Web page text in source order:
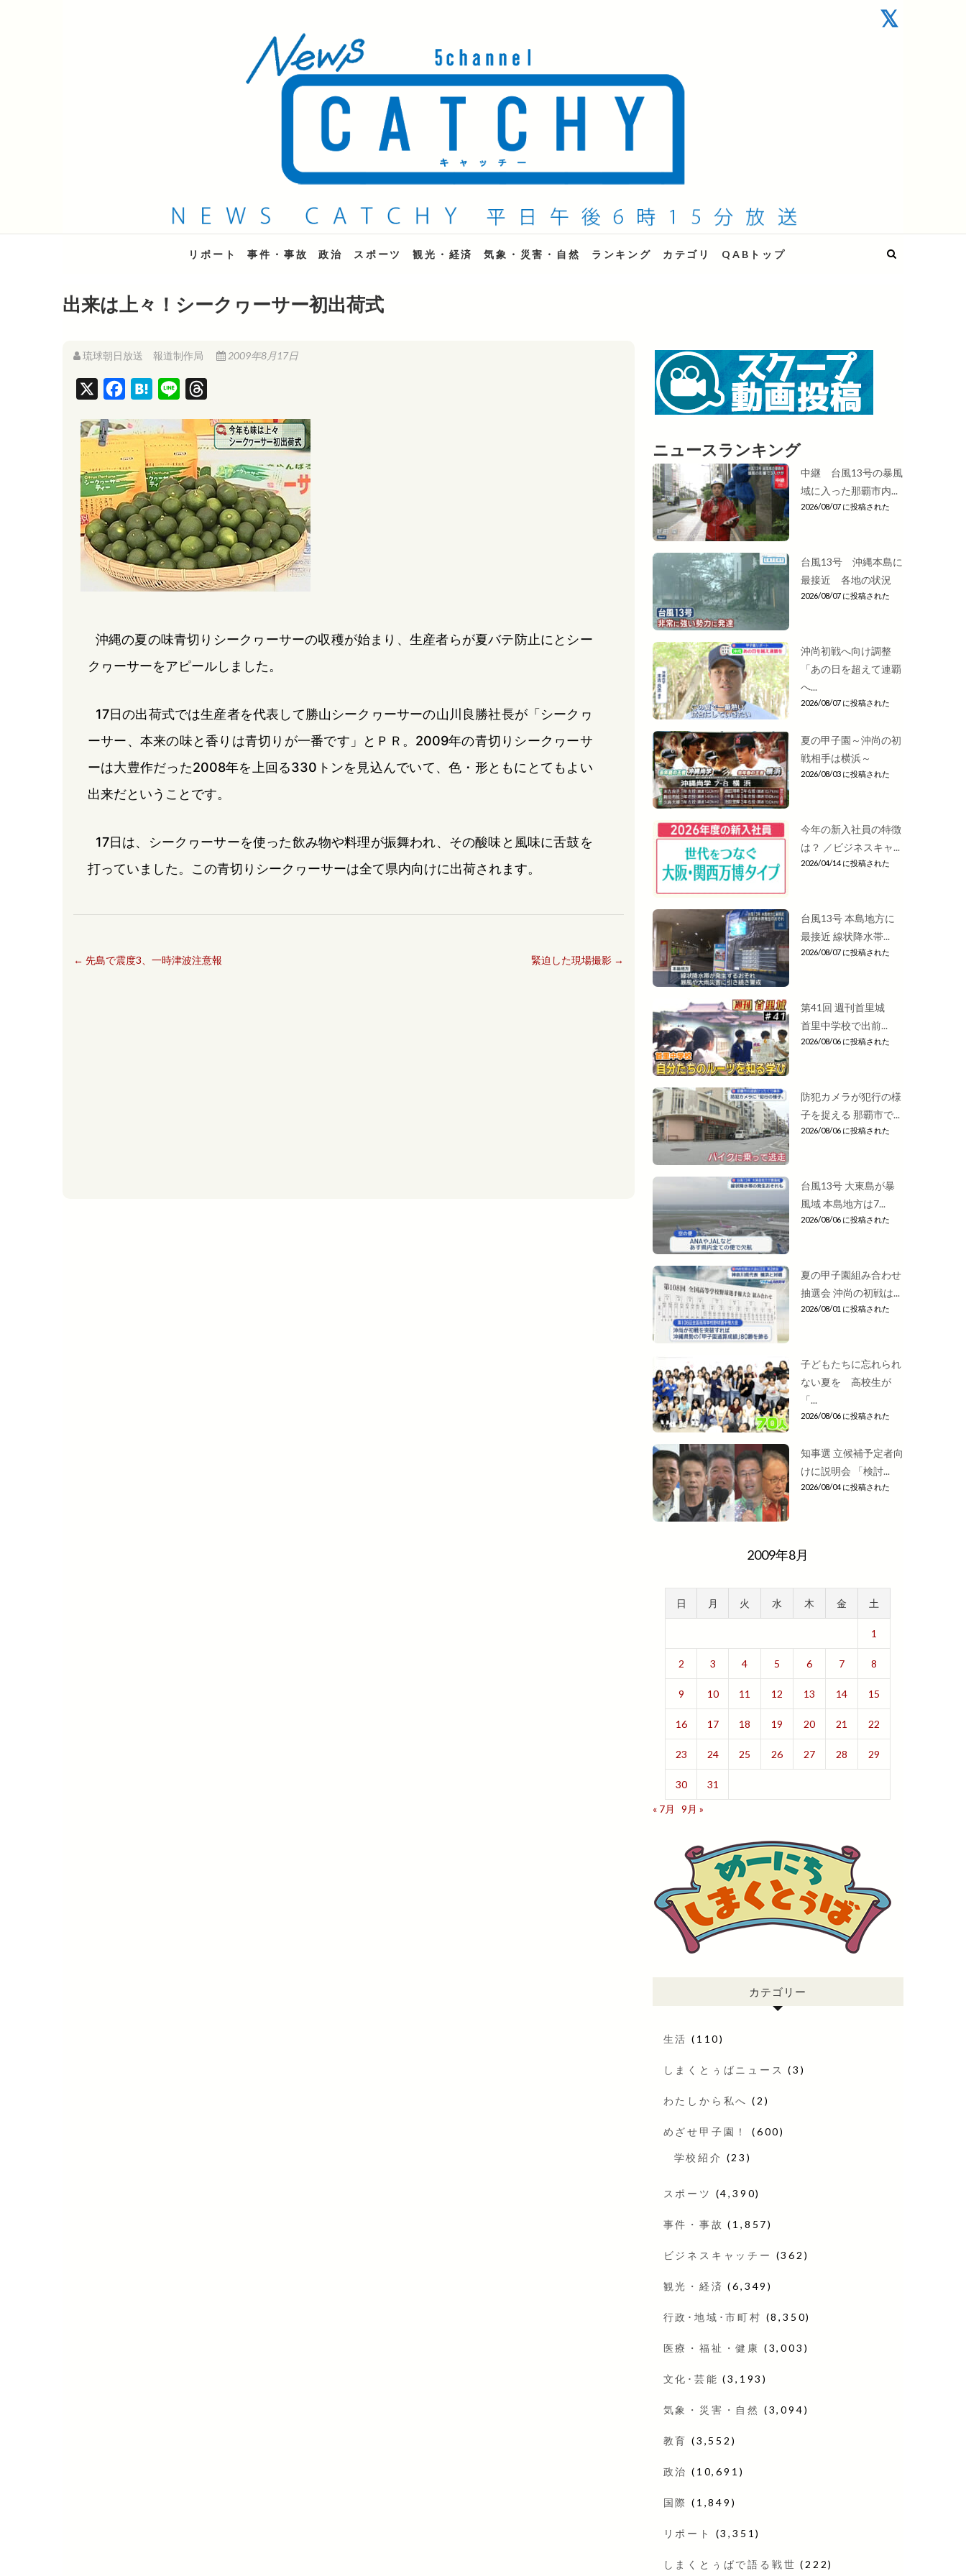
QAB NEWS Headline
キャッチー 月曜〜金曜 午後6時15分放送
リポート 事件・事故 政治 スポーツ 観光・経済 気象・災害・自然 ランキング カテゴリ QABトップ
出来は上々！シークヮーサー初出荷式
琉球朝日放送 報道制作局 2009年8月17日
c
e
b
o
o
k
H
t
n
a
n
e
r
e
a
d
s
沖縄の夏の味青切りシークヮーサーの収穫が始まり、生産者らが夏バテ防止にとシー
クヮーサーをアピールしました。
17日の出荷式では生産者を代表して勝山シークヮーサーの山川良勝社長が「シークヮ
ーサー、本来の味と香りは青切りが一番です」とＰＲ。2009年の青切りシークヮーサ
ーは大豊作だった2008年を上回る330トンを見込んでいて、色・形ともにとてもよい
出来だということです。
17日は、シークヮーサーを使った飲み物や料理が振舞われ、その酸味と風味に舌鼓を
打っていました。この青切りシークヮーサーは全て県内向けに出荷されます。
← 先島で震度3、一時津波注意報 緊迫した現場撮影 →
ニュースランキング
中継 台風13号の暴風
域に入った那覇市内...
2026/08/07 に投稿された
台風13号 沖縄本島に
最接近 各地の状況
2026/08/07 に投稿された
沖尚初戦へ向け調整
「あの日を超えて連覇
へ...
2026/08/07 に投稿された
夏の甲子園～沖尚の初
戦相手は横浜～
2026/08/03 に投稿された
今年の新入社員の特徴
は？ ／ビジネスキャ...
2026/04/14 に投稿された
台風13号 本島地方に
最接近 線状降水帯...
2026/08/07 に投稿された
第41回 週刊首里城
首里中学校で出前...
2026/08/06 に投稿された
防犯カメラが犯行の様
子を捉える 那覇市で...
2026/08/06 に投稿された
台風13号 大東島が暴
風域 本島地方は7...
2026/08/06 に投稿された
夏の甲子園組み合わせ
抽選会 沖尚の初戦は...
2026/08/01 に投稿された
子どもたちに忘れられ
ない夏を 高校生が
「...
2026/08/06 に投稿された
知事選 立候補予定者向
けに説明会 「検討...
2026/08/04 に投稿された
2009年8月
日 月 火 水 木 金 土
1
2 3 4 5 6 7 8
9 10 11 12 13 14 15
16 17 18 19 20 21 22
23 24 25 26 27 28 29
30
31
« 7月
9月 »
カテゴリー
生活 (110)
しまくとぅばニュース (3)
わたしから私へ (2)
めざせ甲子園！ (600)
学校紹介 (23)
スポーツ (4,390)
事件・事故 (1,857)
ビジネスキャッチー (362)
観光・経済 (6,349)
行政･地域･市町村 (8,350)
医療・福祉・健康 (3,003)
文化･芸能 (3,193)
気象・災害・自然 (3,094)
教育 (3,552)
政治 (10,691)
国際 (1,849)
リポート (3,351)
しまくとぅばで語る戦世 (222)